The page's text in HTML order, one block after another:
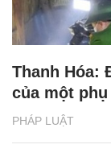
PHÁP LUẬT
Thanh Hóa:
của một